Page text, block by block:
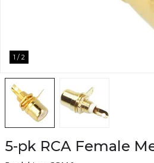
1 / 2
5-pk RCA Female